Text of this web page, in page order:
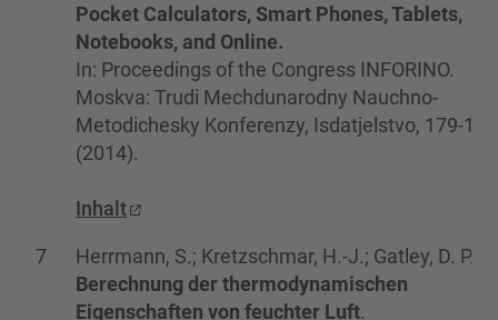
Pocket Calculators, Smart Phones, Tablets,
Notebooks, and Online.
In: Proceedings of the Congress INFORINO.
Moskva: Trudi Mechdunarodny Nauchno-
Metodichesky Konferenzy, Isdatjelstvo, 179-182
(2014).
Inhalt
7
Herrmann, S.; Kretzschmar, H.-J.; Gatley, D. P.:
Berechnung der thermodynamischen
Eigenschaften von feuchter Luft.